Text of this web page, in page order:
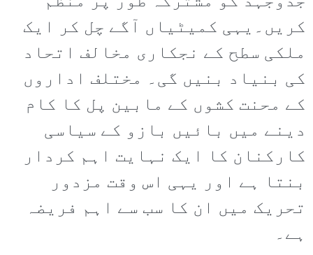
کریں۔یہی کمیٹیاں آگے چل کر ایک
ملکی سطح کے نجکاری مخالف اتحاد
کی بنیاد بنیں گی۔ مختلف اداروں
کے محنت کشوں کے مابین پل کا کام
دینے میں بائیں بازو کے سیاسی
کارکنان کا ایک نہایت اہم کردار
بنتا ہے اور یہی اس وقت مزدور
تحریک میں ان کا سب سے اہم فریضہ
ہے۔